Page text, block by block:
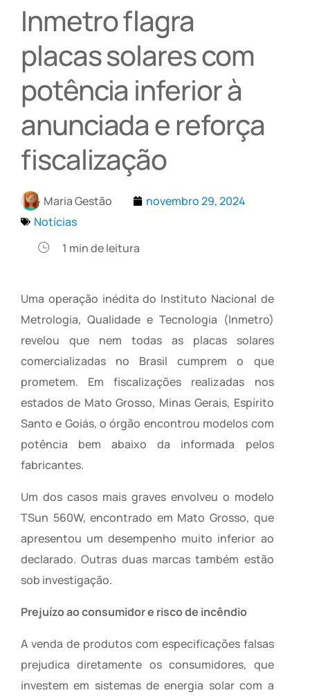
Inmetro flagra
placas solares com
potência inferior à
anunciada e reforça
fiscalização
Maria Gestão
novembro 29, 2024
Notícias
1 min de leitura
Uma operação inédita do Instituto Nacional de
Metrologia, Qualidade e Tecnologia (Inmetro)
revelou que nem todas as placas solares
comercializadas no Brasil cumprem o que
prometem. Em fiscalizações realizadas nos
estados de Mato Grosso, Minas Gerais, Espírito
Santo e Goiás, o órgão encontrou modelos com
potência bem abaixo da informada pelos
fabricantes.
Um dos casos mais graves envolveu o modelo
TSun 560W, encontrado em Mato Grosso, que
apresentou um desempenho muito inferior ao
declarado. Outras duas marcas também estão
sob investigação.
Prejuízo ao consumidor e risco de incêndio
A venda de produtos com especificações falsas
prejudica diretamente os consumidores, que
investem em sistemas de energia solar com a